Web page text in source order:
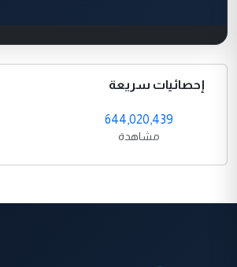
إحصائيات سريعة
644,020,439
مشاهدة